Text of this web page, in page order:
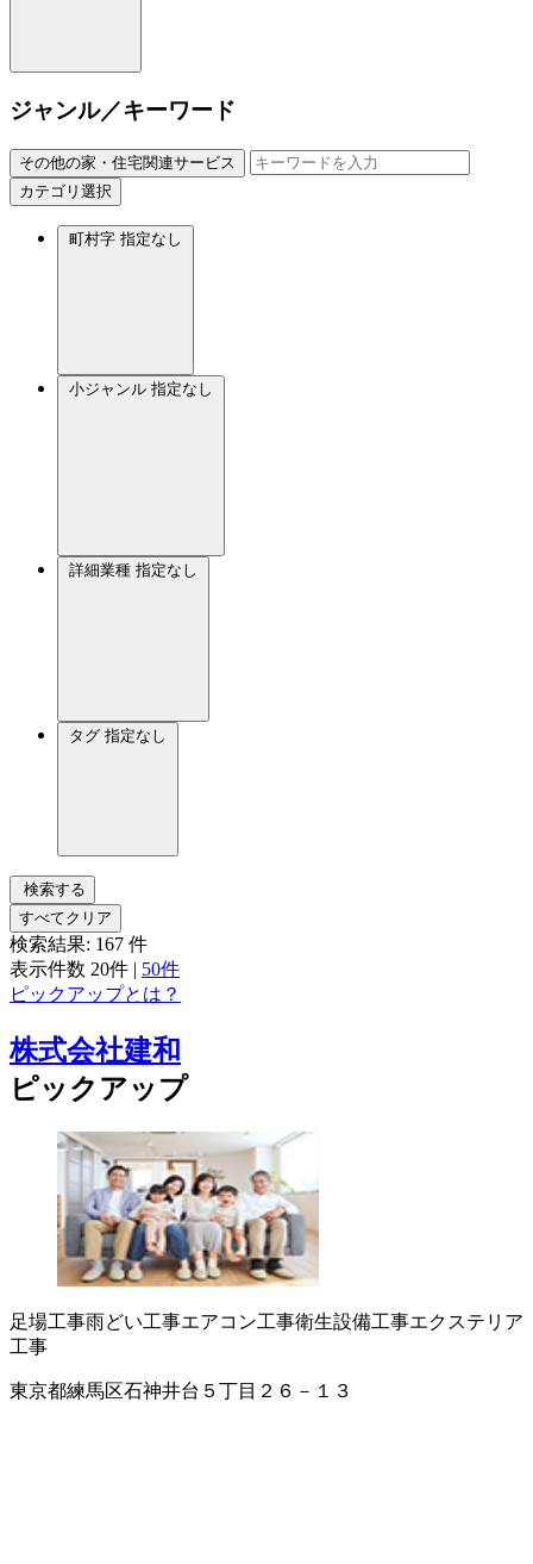
ジャンル／キーワード
その他の家・住宅関連サービス
カテゴリ選択
町村字 指定なし
小ジャンル 指定なし
詳細業種 指定なし
タグ 指定なし
検索する
すべてクリア
検索結果: 167 件
表示件数 20件 | 50件
ピックアップとは？
株式会社建和
ピックアップ
足場工事雨どい工事エアコン工事衛生設備工事エクステリア
工事
東京都練馬区石神井台５丁目２６－１３